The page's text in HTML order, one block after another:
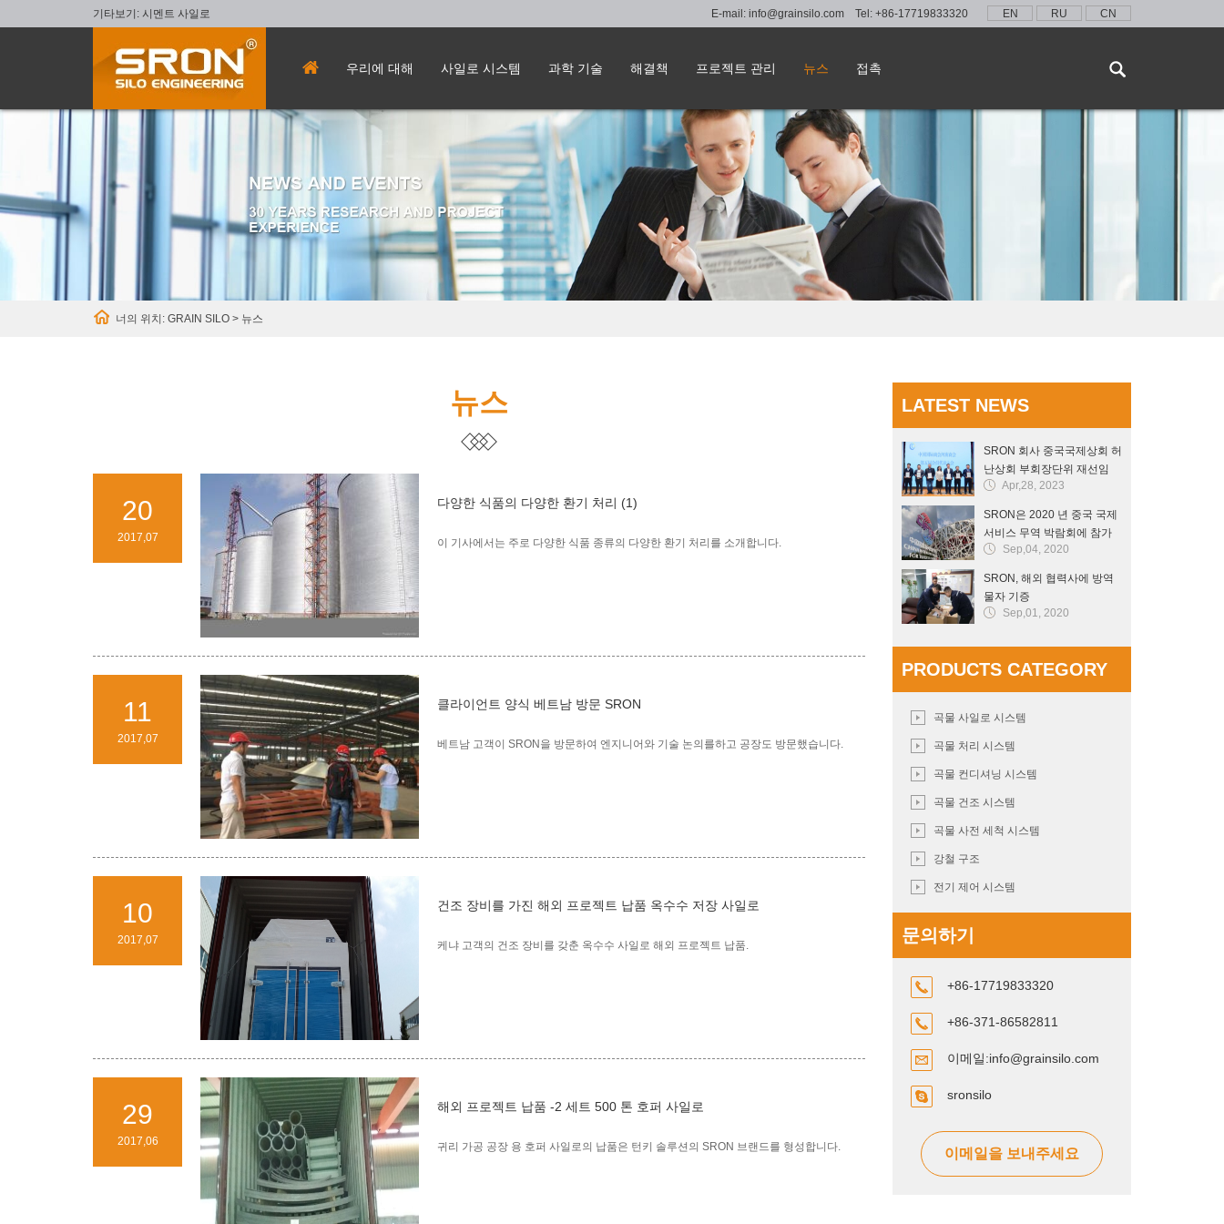
기타보기: 시멘트 사일로 EN RU CN
E-mail: info@grainsilo.com Tel: +86-17719833320
우리에 대해 사일로 시스템 과학 기술 해결책 프로젝트 관리 뉴스 접촉
너의 위치: GRAIN SILO > 뉴스
뉴스
20
2017,07
다양한 식품의 다양한 환기 처리 (1)
이 기사에서는 주로 다양한 식품 종류의 다양한 환기 처리를 소개합니다.
11
2017,07
클라이언트 양식 베트남 방문 SRON
베트남 고객이 SRON을 방문하여 엔지니어와 기술 논의를하고 공장도 방문했습니다.
10
2017,07
건조 장비를 가진 해외 프로젝트 납품 옥수수 저장 사일로
케냐 고객의 건조 장비를 갖춘 옥수수 사일로 해외 프로젝트 납품.
29
2017,06
해외 프로젝트 납품 -2 세트 500 톤 호퍼 사일로
귀리 가공 공장 용 호퍼 사일로의 납품은 턴키 솔루션의 SRON 브랜드를 형성합니다.
LATEST NEWS
SRON 회사 중국국제상회 허
난상회 부회장단위 재선임
Apr,28, 2023
SRON은 2020 년 중국 국제
서비스 무역 박람회에 참가
했습니다.
Sep,04, 2020
SRON, 해외 협력사에 방역
물자 기증
Sep,01, 2020
PRODUCTS CATEGORY
곡물 사일로 시스템
곡물 처리 시스템
곡물 컨디셔닝 시스템
곡물 건조 시스템
곡물 사전 세척 시스템
강철 구조
전기 제어 시스템
문의하기
+86-17719833320
+86-371-86582811
이메일:info@grainsilo.com
sronsilo
이메일을 보내주세요